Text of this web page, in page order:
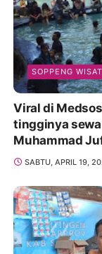
SOPPENG
Viral di
tingginya
Muhammad
Promosikan
SABTU, APRIL 19,